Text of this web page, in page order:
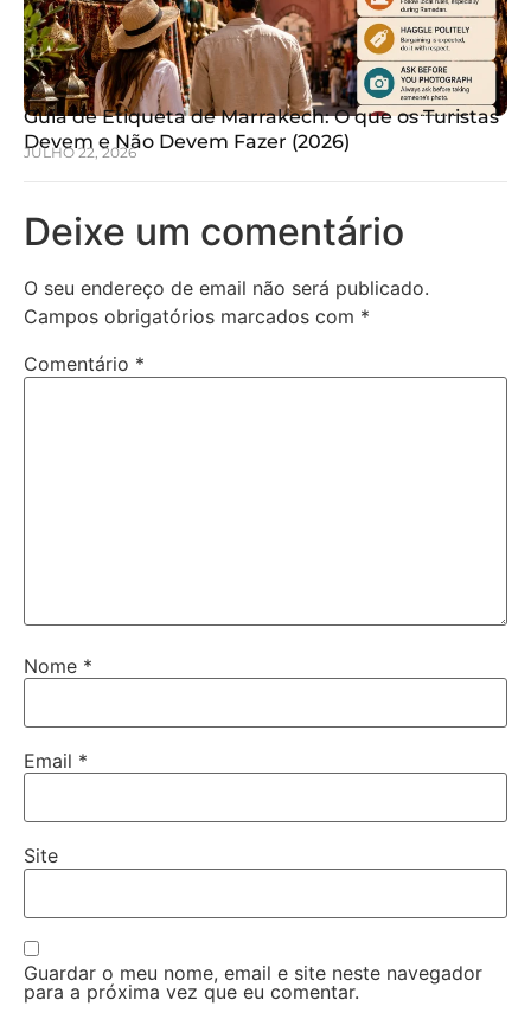
Guia de Etiqueta de Marrakech: O que os Turistas
Devem e Não Devem Fazer (2026)
JULHO 22, 2026
Deixe um comentário
O seu endereço de email não será publicado.
Campos obrigatórios marcados com *
Comentário *
Nome *
Email *
Site
Guardar o meu nome, email e site neste navegador
para a próxima vez que eu comentar.